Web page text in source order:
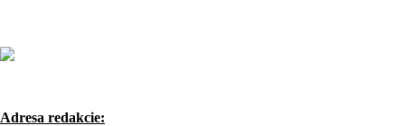
Adresa redakcie: